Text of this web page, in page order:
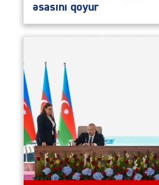
əsasını qoyur